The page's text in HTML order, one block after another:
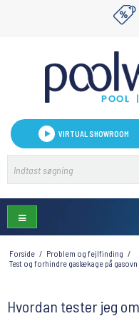
VIRTUAL SHOWROOM
Forside / Problem og fejlfinding /
Test og forhindre gaslækage på gasovn
Hvordan tester jeg